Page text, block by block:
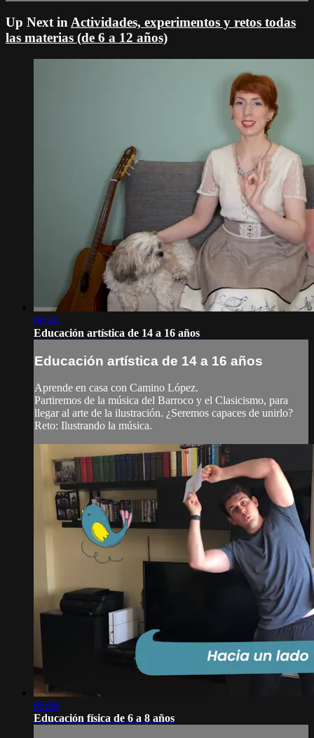
Up Next in Actividades, experimentos y retos todas
las materias (de 6 a 12 años)
06:46
Educación artística de 14 a 16 años
Educación artística de 14 a 16 años
Aprende en casa con Camino López.
Partiremos de la música del Barroco y el Clasicismo, para
llegar al arte de la ilustración. ¿Seremos capaces de unirlo?
Reto: Ilustrando la música.
05:56
Educación física de 6 a 8 años